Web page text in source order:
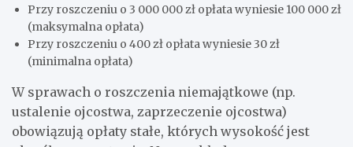
Przy roszczeniu o 3 000 000 zł opłata wyniesie 100 000 zł
(maksymalna opłata)
Przy roszczeniu o 400 zł opłata wyniesie 30 zł
(minimalna opłata)
W sprawach o roszczenia niemajątkowe (np.
ustalenie ojcostwa, zaprzeczenie ojcostwa)
obowiązują opłaty stałe, których wysokość jest